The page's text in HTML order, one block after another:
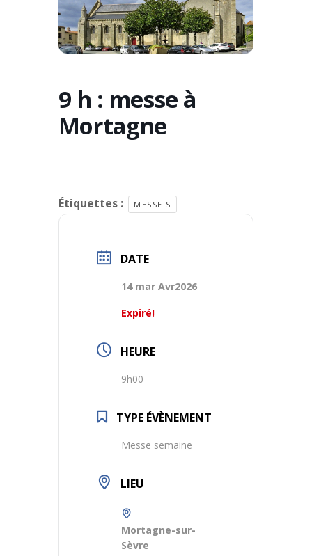
9 h : messe à
Mortagne
Étiquettes : MESSE S
DATE
14 mar Avr2026
Expiré!
HEURE
9h00
TYPE ÉVÈNEMENT
Messe semaine
LIEU
Mortagne-sur-
Sèvre